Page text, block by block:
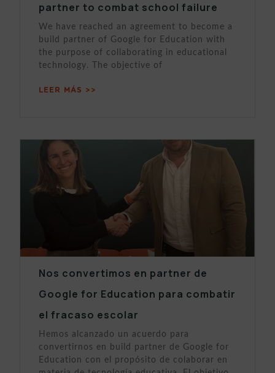
partner to combat school failure
We have reached an agreement to become a
build partner of Google for Education with
the purpose of collaborating in educational
technology. The objective of
LEER MÁS >>
Nos convertimos en partner de
Google for Education para combatir
el fracaso escolar
Hemos alcanzado un acuerdo para
convertirnos en build partner de Google for
Education con el propósito de colaborar en